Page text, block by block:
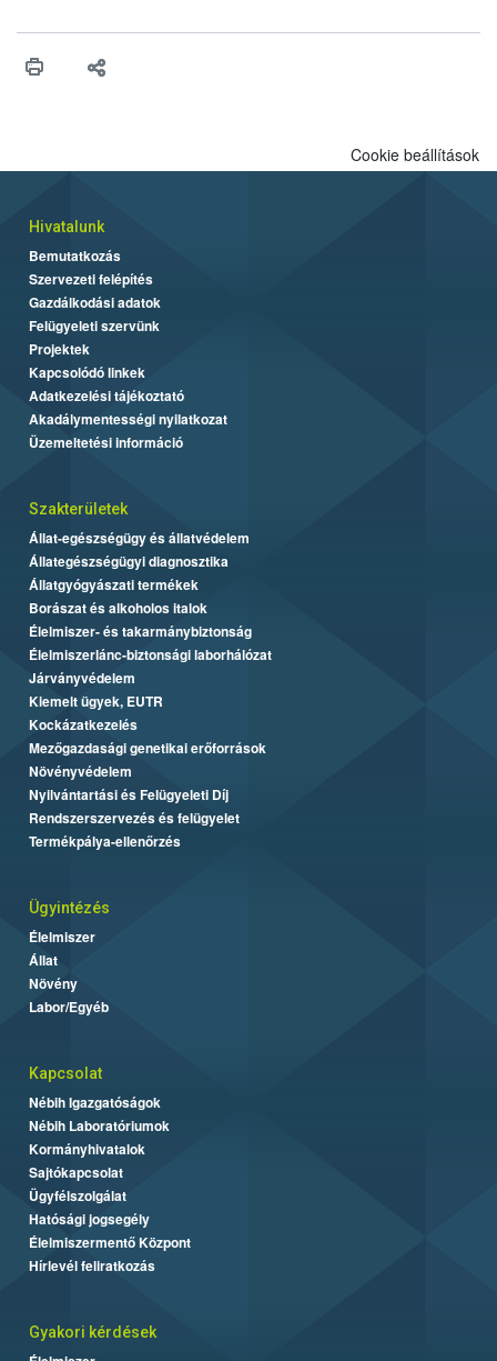
érésű szőlőkben is legyen lehetőség a károsító elleni további
felhasználók számára is elérhető és ökológiai termesztésben is
Cookie beállítások
Hivatalunk
Bemutatkozás
Szervezeti felépítés
Gazdálkodási adatok
Felügyeleti szervünk
Projektek
Kapcsolódó linkek
Adatkezelési tájékoztató
Akadálymentességi nyilatkozat
Üzemeltetési információ
Szakterületek
Állat-egészségügy és állatvédelem
Állategészségügyi diagnosztika
Állatgyógyászati termékek
Borászat és alkoholos italok
Élelmiszer- és takarmánybiztonság
Élelmiszerlánc-biztonsági laborhálózat
Járványvédelem
Kiemelt ügyek, EUTR
Kockázatkezelés
Mezőgazdasági genetikai erőforrások
Növényvédelem
Nyilvántartási és Felügyeleti Díj
Rendszerszervezés és felügyelet
Termékpálya-ellenőrzés
Ügyintézés
Élelmiszer
Állat
Növény
Labor/Egyéb
Kapcsolat
Nébih Igazgatóságok
Nébih Laboratóriumok
Kormányhivatalok
Sajtókapcsolat
Ügyfélszolgálat
Hatósági jogsegély
Élelmiszermentő Központ
Hírlevél feliratkozás
Gyakori kérdések